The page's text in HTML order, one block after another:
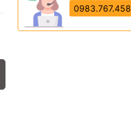
0983.767.458